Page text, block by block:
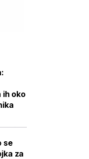
ih oko
se
za